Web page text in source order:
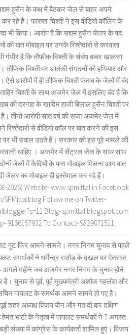
हुसैन के कक्ष में बैठकर जेल से बाहर अपने
कर रहे हैं। फारुख चिश्ती ने इस वीडियो कॉलिंग के
भी किया। आरोप है कि सद्दाम हुसैन जेलर के पद
की बात मोबाइल पर उनके रिश्तेदारों से करवाता
गंभीर है कि तौफीक चिश्ती के संबंध बब्बर खालसा
चिश्ती पर आतंकी संगठनों को हथियार और
आरोपों में ही तौफिक चिश्ती पंजाब के जेलों में बंद
ताहिर चिश्ती के साथ अजमेर जेल में इसलिए बंद है कि
की दरगाह के खादिम हाजी बिलाल हुसैन चिश्ती पर
तीनों आरोपी सात वर्ष की सजा अजमेर जेल में
से वीडियो कॉल पर बात करने की इस
पर भी सवाल उठते हैं। सरकार को इस पूरे मामले की
चाहिए । अजमेर में सेंट्रल जेल के साथ साथ
जेलों में कैदियों के पास मोबाइल मिलना आम बात
जेलर का मोबाइल ही इस्तेमाल कर रहे हैं।
08-2026) Website- www.spmittal.in Facebook
Follow me on Twitter-
Blog- spmittal.blogspot.com
9166157932 To Contact- 9829071511
गुट फिर आमने-सामने। नगर निगम चुनाव से पहले
समर्थकों ने धर्मेन्द्र राठौड़ के दखल पर ऐतराज
अगले महीने जब अजमेर नगर निगम के चुनाव होने
है। चुनाव से पूर्व, पूर्व मुख्यमंत्री अशोक गहलोत और
पायलट के समर्थक आमने सामने हो गए है।
शहर अध्यक्ष विजय जैन और गत दो बार दक्षिण
हेमंत भाटी के नेतृत्व में पायलट समर्थकों ने 7 अगस्त
संख्या में कांग्रेस के कार्यकर्ता शामिल हुए। विजय